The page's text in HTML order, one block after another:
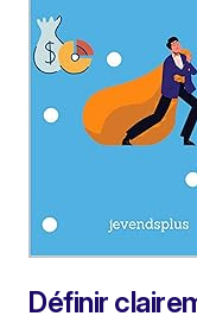
Définir